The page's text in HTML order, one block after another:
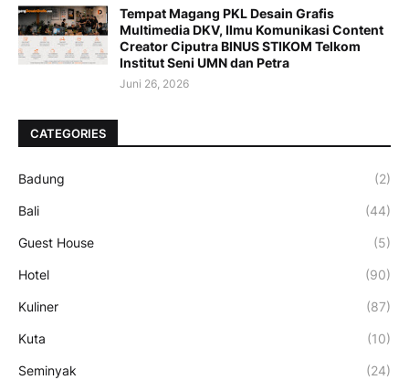
Tempat Magang PKL Desain Grafis
Multimedia DKV, Ilmu Komunikasi Content
Creator Ciputra BINUS STIKOM Telkom
Institut Seni UMN dan Petra
Juni 26, 2026
CATEGORIES
Badung (2)
Bali (44)
Guest House (5)
Hotel (90)
Kuliner (87)
Kuta (10)
Seminyak (24)